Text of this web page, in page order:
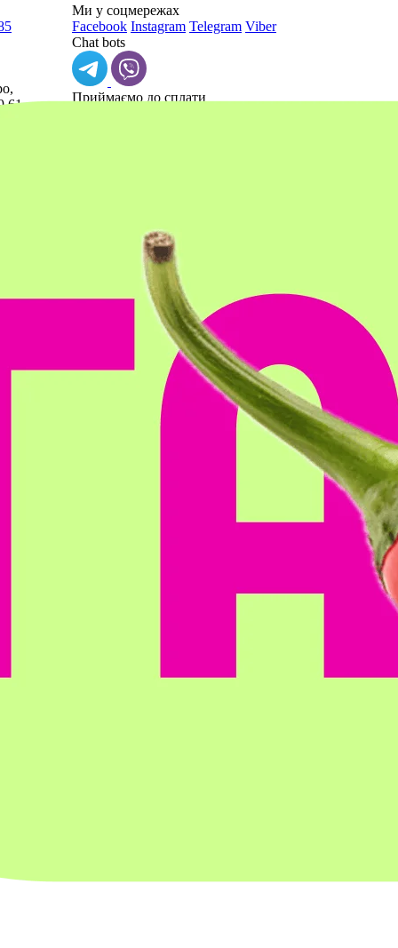
61
Ми у соцмережах
Facebook Instagram Telegram Viber
Chat bots
Приймаємо до cплати